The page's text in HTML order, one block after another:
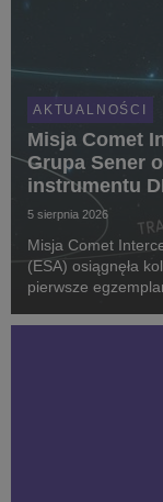
AKTUALNOŚCI
Misja Comet
Grupa Sener
instrumentu
5 sierpnia 2026
Misja Comet
(ESA) osiągnęła
pierwsze
naukowego.